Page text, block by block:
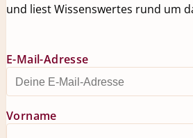
und liest Wissenswertes rund um
E-Mail-Adresse
Vorname